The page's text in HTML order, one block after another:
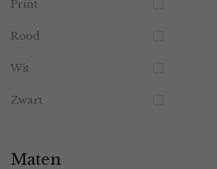
Print
Rood
Wit
Zwart
Maten